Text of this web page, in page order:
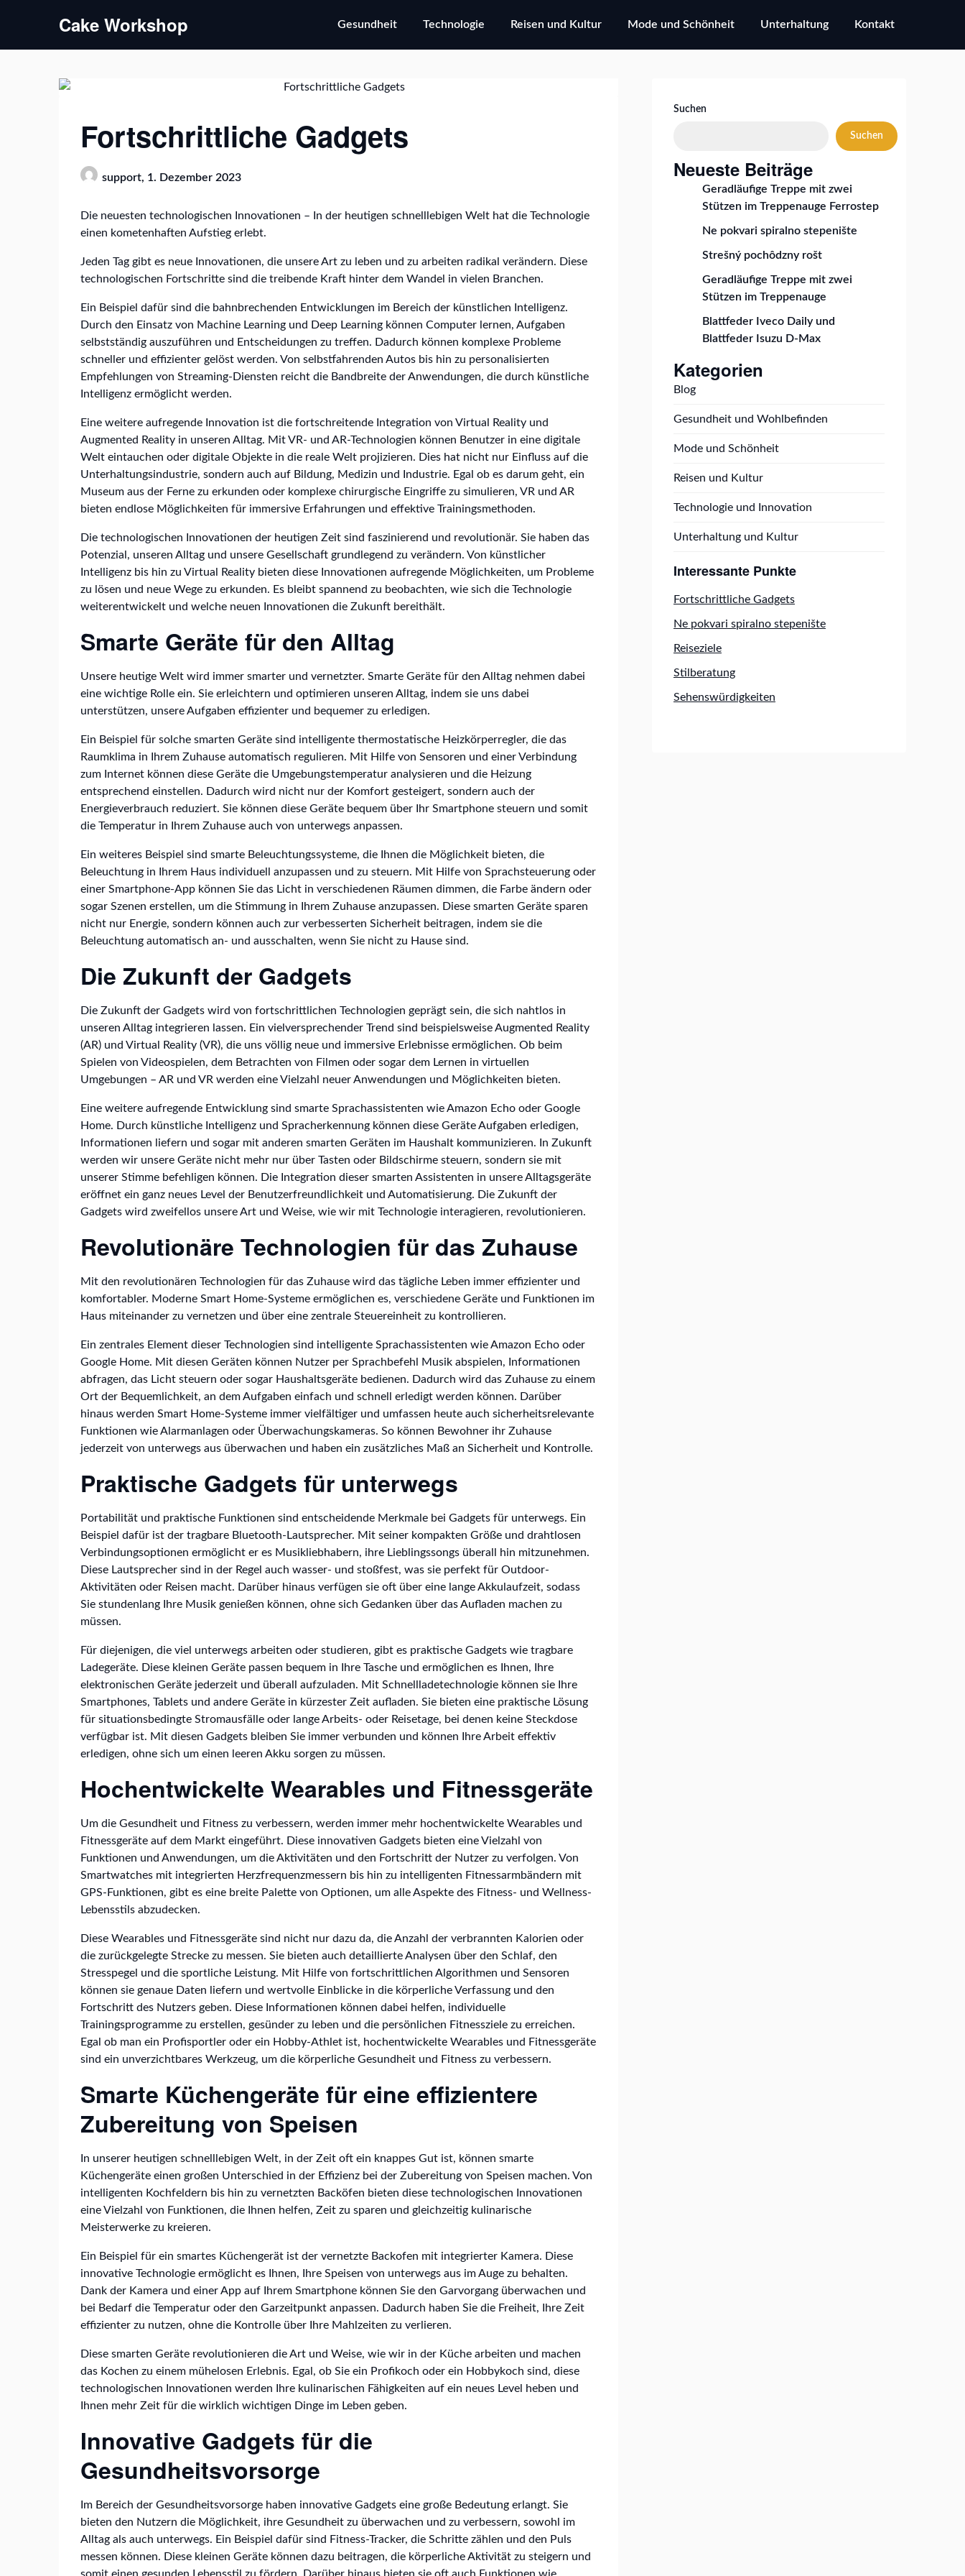
Cake Workshop Gesundheit Technologie Reisen und Kultur Mode und Schönheit Unterhaltung Kontakt
Fortschrittliche Gadgets
support, 1. Dezember 2023
Die neuesten technologischen Innovationen – In der heutigen schnelllebigen Welt hat die Technologie
einen kometenhaften Aufstieg erlebt.
Jeden Tag gibt es neue Innovationen, die unsere Art zu leben und zu arbeiten radikal verändern. Diese
technologischen Fortschritte sind die treibende Kraft hinter dem Wandel in vielen Branchen.
Ein Beispiel dafür sind die bahnbrechenden Entwicklungen im Bereich der künstlichen Intelligenz.
Durch den Einsatz von Machine Learning und Deep Learning können Computer lernen, Aufgaben
selbstständig auszuführen und Entscheidungen zu treffen. Dadurch können komplexe Probleme
schneller und effizienter gelöst werden. Von selbstfahrenden Autos bis hin zu personalisierten
Empfehlungen von Streaming-Diensten reicht die Bandbreite der Anwendungen, die durch künstliche
Intelligenz ermöglicht werden.
Eine weitere aufregende Innovation ist die fortschreitende Integration von Virtual Reality und
Augmented Reality in unseren Alltag. Mit VR- und AR-Technologien können Benutzer in eine digitale
Welt eintauchen oder digitale Objekte in die reale Welt projizieren. Dies hat nicht nur Einfluss auf die
Unterhaltungsindustrie, sondern auch auf Bildung, Medizin und Industrie. Egal ob es darum geht, ein
Museum aus der Ferne zu erkunden oder komplexe chirurgische Eingriffe zu simulieren, VR und AR
bieten endlose Möglichkeiten für immersive Erfahrungen und effektive Trainingsmethoden.
Die technologischen Innovationen der heutigen Zeit sind faszinierend und revolutionär. Sie haben das
Potenzial, unseren Alltag und unsere Gesellschaft grundlegend zu verändern. Von künstlicher
Intelligenz bis hin zu Virtual Reality bieten diese Innovationen aufregende Möglichkeiten, um Probleme
zu lösen und neue Wege zu erkunden. Es bleibt spannend zu beobachten, wie sich die Technologie
weiterentwickelt und welche neuen Innovationen die Zukunft bereithält.
Smarte Geräte für den Alltag
Unsere heutige Welt wird immer smarter und vernetzter. Smarte Geräte für den Alltag nehmen dabei
eine wichtige Rolle ein. Sie erleichtern und optimieren unseren Alltag, indem sie uns dabei
unterstützen, unsere Aufgaben effizienter und bequemer zu erledigen.
Ein Beispiel für solche smarten Geräte sind intelligente thermostatische Heizkörperregler, die das
Raumklima in Ihrem Zuhause automatisch regulieren. Mit Hilfe von Sensoren und einer Verbindung
zum Internet können diese Geräte die Umgebungstemperatur analysieren und die Heizung
entsprechend einstellen. Dadurch wird nicht nur der Komfort gesteigert, sondern auch der
Energieverbrauch reduziert. Sie können diese Geräte bequem über Ihr Smartphone steuern und somit
die Temperatur in Ihrem Zuhause auch von unterwegs anpassen.
Ein weiteres Beispiel sind smarte Beleuchtungssysteme, die Ihnen die Möglichkeit bieten, die
Beleuchtung in Ihrem Haus individuell anzupassen und zu steuern. Mit Hilfe von Sprachsteuerung oder
einer Smartphone-App können Sie das Licht in verschiedenen Räumen dimmen, die Farbe ändern oder
sogar Szenen erstellen, um die Stimmung in Ihrem Zuhause anzupassen. Diese smarten Geräte sparen
nicht nur Energie, sondern können auch zur verbesserten Sicherheit beitragen, indem sie die
Beleuchtung automatisch an- und ausschalten, wenn Sie nicht zu Hause sind.
Die Zukunft der Gadgets
Die Zukunft der Gadgets wird von fortschrittlichen Technologien geprägt sein, die sich nahtlos in
unseren Alltag integrieren lassen. Ein vielversprechender Trend sind beispielsweise Augmented Reality
(AR) und Virtual Reality (VR), die uns völlig neue und immersive Erlebnisse ermöglichen. Ob beim
Spielen von Videospielen, dem Betrachten von Filmen oder sogar dem Lernen in virtuellen
Umgebungen – AR und VR werden eine Vielzahl neuer Anwendungen und Möglichkeiten bieten.
Eine weitere aufregende Entwicklung sind smarte Sprachassistenten wie Amazon Echo oder Google
Home. Durch künstliche Intelligenz und Spracherkennung können diese Geräte Aufgaben erledigen,
Informationen liefern und sogar mit anderen smarten Geräten im Haushalt kommunizieren. In Zukunft
werden wir unsere Geräte nicht mehr nur über Tasten oder Bildschirme steuern, sondern sie mit
unserer Stimme befehligen können. Die Integration dieser smarten Assistenten in unsere Alltagsgeräte
eröffnet ein ganz neues Level der Benutzerfreundlichkeit und Automatisierung. Die Zukunft der
Gadgets wird zweifellos unsere Art und Weise, wie wir mit Technologie interagieren, revolutionieren.
Revolutionäre Technologien für das Zuhause
Mit den revolutionären Technologien für das Zuhause wird das tägliche Leben immer effizienter und
komfortabler. Moderne Smart Home-Systeme ermöglichen es, verschiedene Geräte und Funktionen im
Haus miteinander zu vernetzen und über eine zentrale Steuereinheit zu kontrollieren.
Ein zentrales Element dieser Technologien sind intelligente Sprachassistenten wie Amazon Echo oder
Google Home. Mit diesen Geräten können Nutzer per Sprachbefehl Musik abspielen, Informationen
abfragen, das Licht steuern oder sogar Haushaltsgeräte bedienen. Dadurch wird das Zuhause zu einem
Ort der Bequemlichkeit, an dem Aufgaben einfach und schnell erledigt werden können. Darüber
hinaus werden Smart Home-Systeme immer vielfältiger und umfassen heute auch sicherheitsrelevante
Funktionen wie Alarmanlagen oder Überwachungskameras. So können Bewohner ihr Zuhause
jederzeit von unterwegs aus überwachen und haben ein zusätzliches Maß an Sicherheit und Kontrolle.
Praktische Gadgets für unterwegs
Portabilität und praktische Funktionen sind entscheidende Merkmale bei Gadgets für unterwegs. Ein
Beispiel dafür ist der tragbare Bluetooth-Lautsprecher. Mit seiner kompakten Größe und drahtlosen
Verbindungsoptionen ermöglicht er es Musikliebhabern, ihre Lieblingssongs überall hin mitzunehmen.
Diese Lautsprecher sind in der Regel auch wasser- und stoßfest, was sie perfekt für Outdoor-
Aktivitäten oder Reisen macht. Darüber hinaus verfügen sie oft über eine lange Akkulaufzeit, sodass
Sie stundenlang Ihre Musik genießen können, ohne sich Gedanken über das Aufladen machen zu
müssen.
Für diejenigen, die viel unterwegs arbeiten oder studieren, gibt es praktische Gadgets wie tragbare
Ladegeräte. Diese kleinen Geräte passen bequem in Ihre Tasche und ermöglichen es Ihnen, Ihre
elektronischen Geräte jederzeit und überall aufzuladen. Mit Schnellladetechnologie können sie Ihre
Smartphones, Tablets und andere Geräte in kürzester Zeit aufladen. Sie bieten eine praktische Lösung
für situationsbedingte Stromausfälle oder lange Arbeits- oder Reisetage, bei denen keine Steckdose
verfügbar ist. Mit diesen Gadgets bleiben Sie immer verbunden und können Ihre Arbeit effektiv
erledigen, ohne sich um einen leeren Akku sorgen zu müssen.
Hochentwickelte Wearables und Fitnessgeräte
Um die Gesundheit und Fitness zu verbessern, werden immer mehr hochentwickelte Wearables und
Fitnessgeräte auf dem Markt eingeführt. Diese innovativen Gadgets bieten eine Vielzahl von
Funktionen und Anwendungen, um die Aktivitäten und den Fortschritt der Nutzer zu verfolgen. Von
Smartwatches mit integrierten Herzfrequenzmessern bis hin zu intelligenten Fitnessarmbändern mit
GPS-Funktionen, gibt es eine breite Palette von Optionen, um alle Aspekte des Fitness- und Wellness-
Lebensstils abzudecken.
Diese Wearables und Fitnessgeräte sind nicht nur dazu da, die Anzahl der verbrannten Kalorien oder
die zurückgelegte Strecke zu messen. Sie bieten auch detaillierte Analysen über den Schlaf, den
Stresspegel und die sportliche Leistung. Mit Hilfe von fortschrittlichen Algorithmen und Sensoren
können sie genaue Daten liefern und wertvolle Einblicke in die körperliche Verfassung und den
Fortschritt des Nutzers geben. Diese Informationen können dabei helfen, individuelle
Trainingsprogramme zu erstellen, gesünder zu leben und die persönlichen Fitnessziele zu erreichen.
Egal ob man ein Profisportler oder ein Hobby-Athlet ist, hochentwickelte Wearables und Fitnessgeräte
sind ein unverzichtbares Werkzeug, um die körperliche Gesundheit und Fitness zu verbessern.
Smarte Küchengeräte für eine effizientere
Zubereitung von Speisen
In unserer heutigen schnelllebigen Welt, in der Zeit oft ein knappes Gut ist, können smarte
Küchengeräte einen großen Unterschied in der Effizienz bei der Zubereitung von Speisen machen. Von
intelligenten Kochfeldern bis hin zu vernetzten Backöfen bieten diese technologischen Innovationen
eine Vielzahl von Funktionen, die Ihnen helfen, Zeit zu sparen und gleichzeitig kulinarische
Meisterwerke zu kreieren.
Ein Beispiel für ein smartes Küchengerät ist der vernetzte Backofen mit integrierter Kamera. Diese
innovative Technologie ermöglicht es Ihnen, Ihre Speisen von unterwegs aus im Auge zu behalten.
Dank der Kamera und einer App auf Ihrem Smartphone können Sie den Garvorgang überwachen und
bei Bedarf die Temperatur oder den Garzeitpunkt anpassen. Dadurch haben Sie die Freiheit, Ihre Zeit
effizienter zu nutzen, ohne die Kontrolle über Ihre Mahlzeiten zu verlieren.
Diese smarten Geräte revolutionieren die Art und Weise, wie wir in der Küche arbeiten und machen
das Kochen zu einem mühelosen Erlebnis. Egal, ob Sie ein Profikoch oder ein Hobbykoch sind, diese
technologischen Innovationen werden Ihre kulinarischen Fähigkeiten auf ein neues Level heben und
Ihnen mehr Zeit für die wirklich wichtigen Dinge im Leben geben.
Innovative Gadgets für die
Gesundheitsvorsorge
Im Bereich der Gesundheitsvorsorge haben innovative Gadgets eine große Bedeutung erlangt. Sie
bieten den Nutzern die Möglichkeit, ihre Gesundheit zu überwachen und zu verbessern, sowohl im
Alltag als auch unterwegs. Ein Beispiel dafür sind Fitness-Tracker, die Schritte zählen und den Puls
messen können. Diese kleinen Geräte können dazu beitragen, die körperliche Aktivität zu steigern und
Suchen
Suchen
Neueste Beiträge
Geradläufige Treppe mit zwei
Stützen im Treppenauge Ferrostep
Ne pokvari spiralno stepenište
Strešný pochôdzny rošt
Geradläufige Treppe mit zwei
Stützen im Treppenauge
Blattfeder Iveco Daily und
Blattfeder Isuzu D-Max
Kategorien
Blog
Gesundheit und Wohlbefinden
Mode und Schönheit
Reisen und Kultur
Technologie und Innovation
Unterhaltung und Kultur
Interessante Punkte
Fortschrittliche Gadgets
Ne pokvari spiralno stepenište
Reiseziele
Stilberatung
Sehenswürdigkeiten